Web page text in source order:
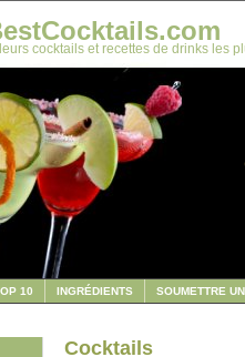
cocktails et recettes de drinks les
10 INGRÉDIENTS SOUMETTRE
Cocktails